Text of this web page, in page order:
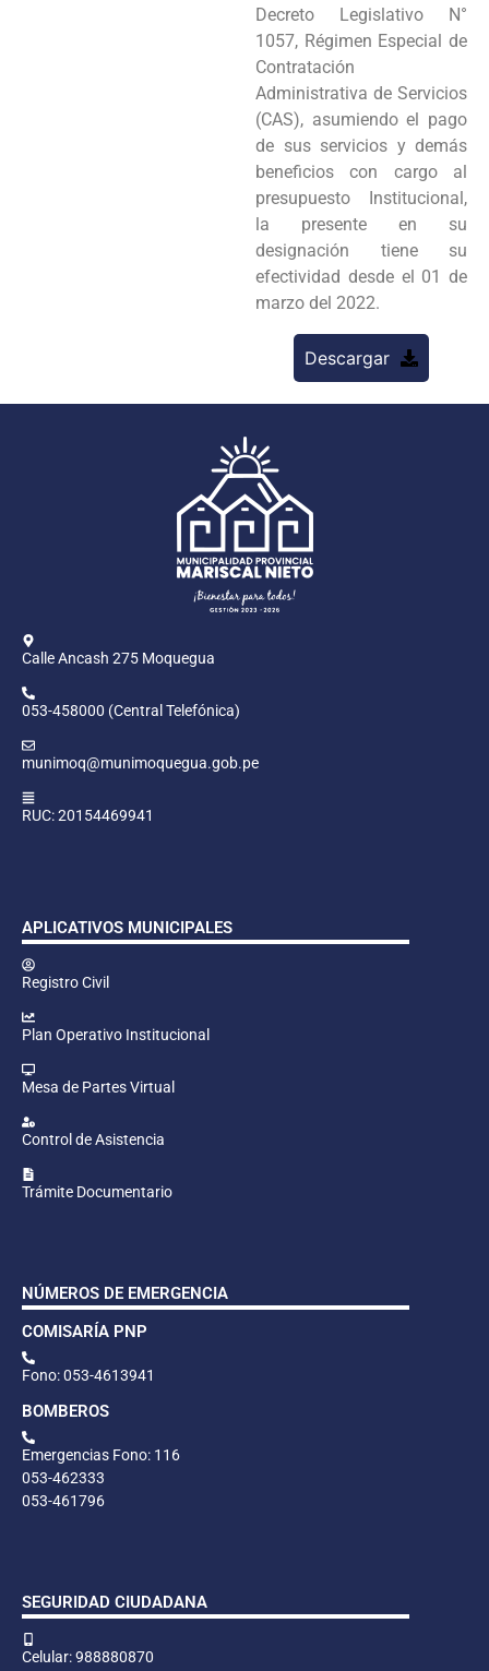
Decreto Legislativo N°
1057, Régimen Especial de
Contratación
Administrativa de Servicios
(CAS), asumiendo el pago
de sus servicios y demás
beneficios con cargo al
presupuesto Institucional,
la presente en su
designación tiene su
efectividad desde el 01 de
marzo del 2022.
Descargar
Calle Ancash 275 Moquegua
053-458000 (Central Telefónica)
munimoq@munimoquegua.gob.pe
RUC: 20154469941
APLICATIVOS MUNICIPALES
Registro Civil
Plan Operativo Institucional
Mesa de Partes Virtual
Control de Asistencia
Trámite Documentario
NÚMEROS DE EMERGENCIA
COMISARÍA PNP
Fono: 053-4613941
BOMBEROS
Emergencias Fono: 116
053-462333
053-461796
SEGURIDAD CIUDADANA
Celular: 988880870